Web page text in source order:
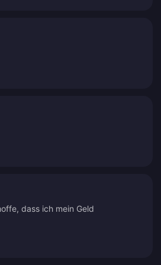
dass ich mein Geld